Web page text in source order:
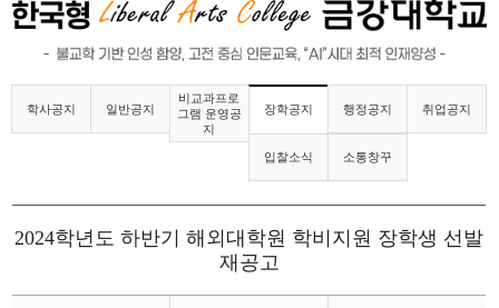
학사공지 일반공지
비교과프로
그램 운영공
지
장학공지 행정공지 취업공지
입찰소식 소통창꾸
2024학년도 하반기 해외대학원 학비지원 장학생 선발
재공고